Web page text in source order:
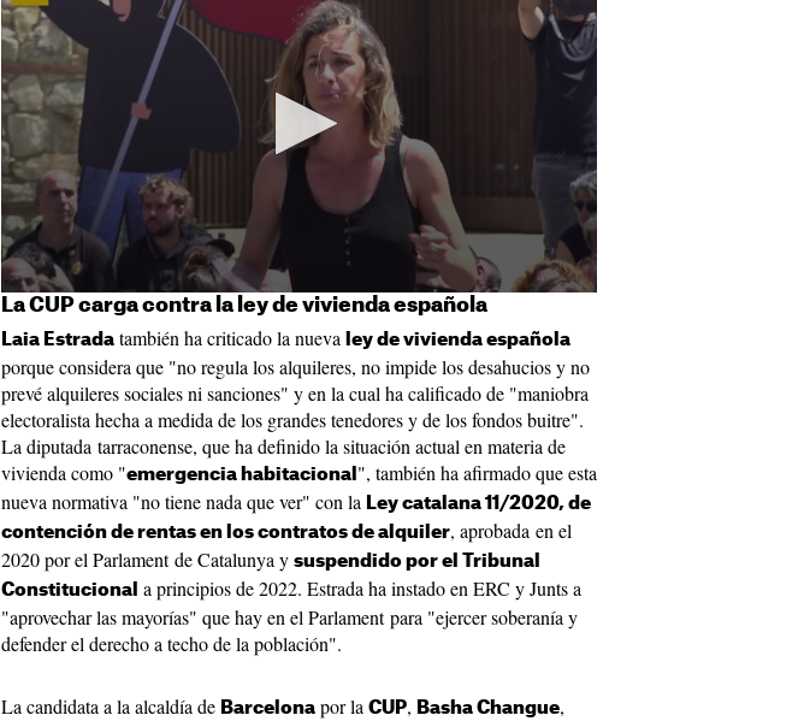
La CUP carga contra la ley de vivienda española
Laia Estrada también ha criticado la nueva ley de vivienda española
porque considera que "no regula los alquileres, no impide los desahucios y no
prevé alquileres sociales ni sanciones" y en la cual ha calificado de "maniobra
electoralista hecha a medida de los grandes tenedores y de los fondos buitre".
La diputada tarraconense, que ha definido la situación actual en materia de
vivienda como "emergencia habitacional ", también ha afirmado que esta
nueva normativa "no tiene nada que ver" con la Ley catalana 11/2020, de
contención de rentas en los contratos de alquiler, aprobada en el
2020 por el Parlament de Catalunya y suspendido por el Tribunal
Constitucional a principios de 2022. Estrada ha instado en ERC y Junts a
"aprovechar las mayorías" que hay en el Parlament para "ejercer soberanía y
defender el derecho a techo de la población".
La candidata a la alcaldía de Barcelona por la CUP, Basha Changue,